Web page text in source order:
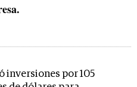
inversiones por 105